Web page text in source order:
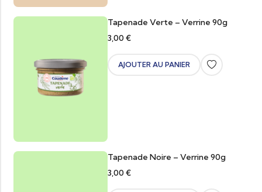
Tapenade Verte – Verrine 90g
3,00 €
AJOUTER AU PANIER
Tapenade Noire – Verrine 90g
3,00 €